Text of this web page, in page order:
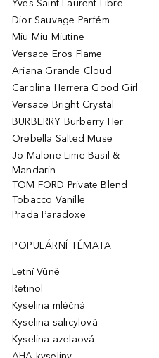
Yves Saint Laurent Libre
Dior Sauvage Parfém
Miu Miu Miutine
Versace Eros Flame
Ariana Grande Cloud
Carolina Herrera Good Girl
Versace Bright Crystal
BURBERRY Burberry Her
Orebella Salted Muse
Jo Malone Lime Basil &
Mandarin
TOM FORD Private Blend
Tobacco Vanille
Prada Paradoxe
POPULÁRNÍ TÉMATA
Letní Vůně
Retinol
Kyselina mléčná
Kyselina salicylová
Kyselina azelaová